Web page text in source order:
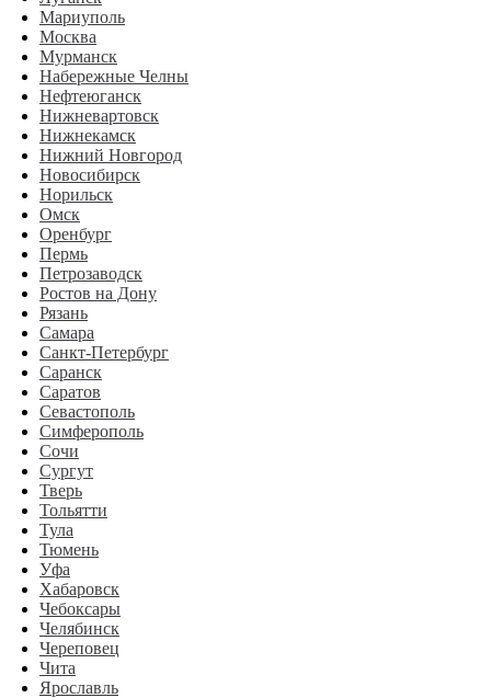
Мариуполь
Москва
Мурманск
Набережные Челны
Нефтеюганск
Нижневартовск
Нижнекамск
Нижний Новгород
Новосибирск
Норильск
Омск
Оренбург
Пермь
Петрозаводск
Ростов на Дону
Рязань
Самара
Санкт-Петербург
Саранск
Саратов
Севастополь
Симферополь
Сочи
Сургут
Тверь
Тольятти
Тула
Тюмень
Уфа
Хабаровск
Чебоксары
Челябинск
Череповец
Чита
Ярославль